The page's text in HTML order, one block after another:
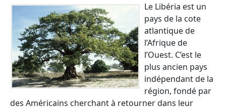
Le Libéria est un
pays de la cote
atlantique de
l’Afrique de
l’Ouest. C’est le
plus ancien pays
indépendant de la
région, fondé par
des Américains cherchant à retourner dans leur